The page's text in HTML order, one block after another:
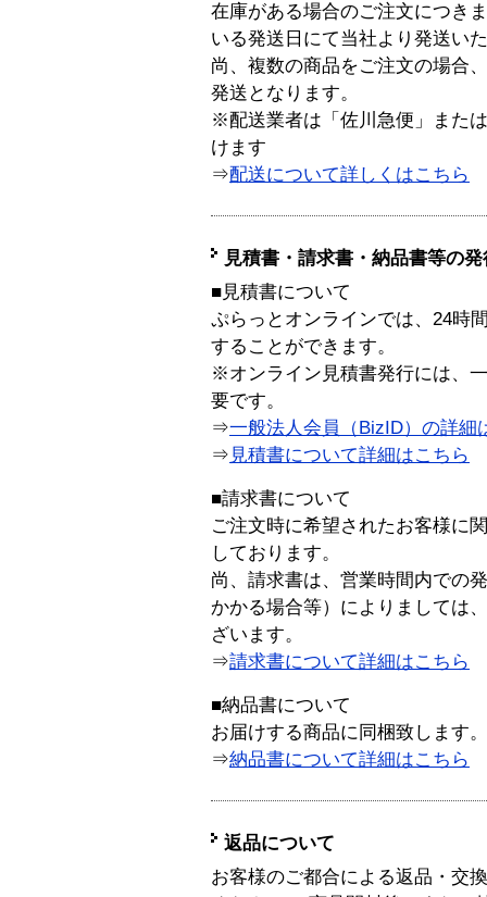
在庫がある場合のご注文につき
いる発送日にて当社より発送い
尚、複数の商品をご注文の場合
発送となります。
※配送業者は「佐川急便」また
けます
⇒配送について詳しくはこちら
見積書・請求書・納品書等の
■見積書について
ぷらっとオンラインでは、24時
することができます。
※オンライン見積書発行には、
要です。
⇒一般法人会員（BizID）の詳細
⇒ 見積書について詳細はこちら
■請求書について
ご注文時に希望されたお客様に
しております。
尚、請求書は、営業時間内での
かかる場合等）によりましては
ざいます。
⇒請求書について詳細はこちら
■納品書について
お届けする商品に同梱致します。
⇒納品書について詳細はこちら
返品について
お客様のご都合による返品・交